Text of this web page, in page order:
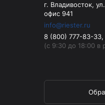
г. Владивосток,
офис 941
info@riester.ru
8 (800) 777-83-
(с 9:30 до 18:00 в